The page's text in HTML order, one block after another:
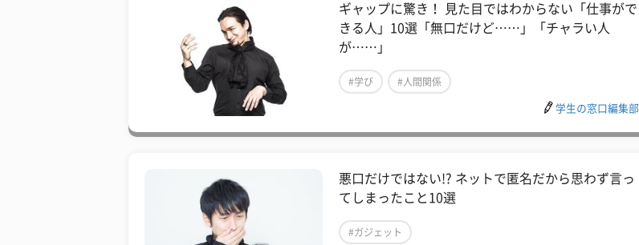
ギャップに驚き！ 見た目ではわからない「仕事がで
きる人」10選「無口だけど……」「チャラい人
が……」
#学び #人間関係
学生の窓口編集部
悪口だけではない!? ネットで匿名だから思わず言っ
てしまったこと10選
#ガジェット